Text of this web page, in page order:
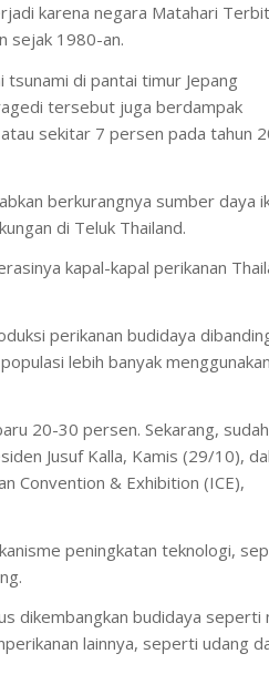
karena negara Matahari
sejak 1980-an.
di pantai timur Jepang
tersebut juga berdampak
sekitar 7 persen pada tahun
berkurangnya sumber daya
di Teluk Thailand.
kapal-kapal perikanan
perikanan budidaya
lebih banyak menggunakan
20-30 persen. Sekarang, sudah
Jusuf Kalla, Kamis (29/10),
Convention & Exhibition (ICE),
peningkatan teknologi,
dikembangkan budidaya seperti
lainnya, seperti udang